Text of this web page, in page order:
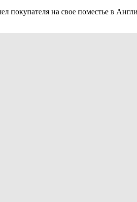
покупателя на свое поместье в